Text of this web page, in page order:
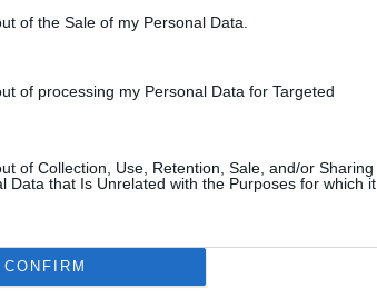
of the Sale of my Personal Data.
of processing my Personal Data for Targeted
of Collection, Use, Retention, Sale, and/or Sharing
Data that Is Unrelated with the Purposes for which it
CONFIRM
cercanas?
Fogars de la Selvaa 4,59 kilómetros
Maçanet de la Selva